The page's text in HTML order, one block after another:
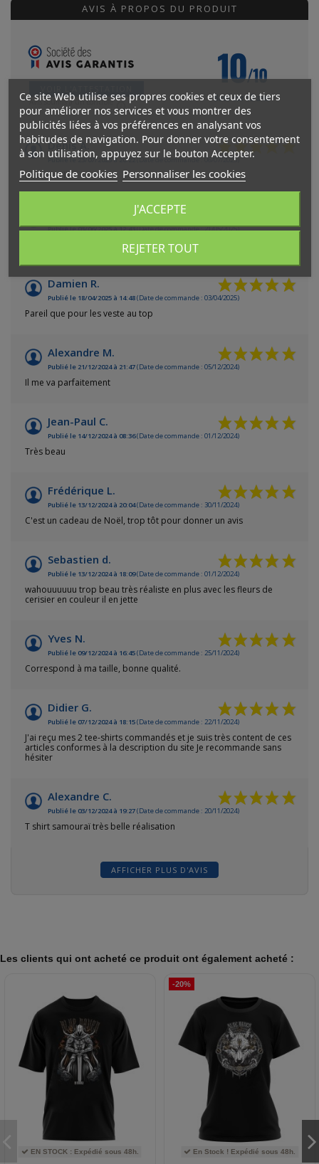
AVIS À PROPOS DU PRODUIT
Avis soumis à un contrôle
10/10
Basé sur 13 avis
Denis A.
Publié le 23/07/2025 à 20:22(Date de commande : 06/07/2025)
Bonne taille
Publié le 03/06/2025 à 12:43(Date de commande : 21/05/2025)
J'adore le motif et j'espère pouvoir acheter les deux nouveaux
Damien R.
Publié le 18/04/2025 à 14:48(Date de commande : 03/04/2025)
Pareil que pour les veste au top
Alexandre M.
Publié le 21/12/2024 à 21:47(Date de commande : 05/12/2024)
Il me va parfaitement
Jean-Paul C.
Publié le 14/12/2024 à 08:36(Date de commande : 01/12/2024)
Très beau
Frédérique L.
Publié le 13/12/2024 à 20:04(Date de commande : 30/11/2024)
C'est un cadeau de Noël, trop tôt pour donner un avis
Sebastien d.
Publié le 13/12/2024 à 18:09(Date de commande : 01/12/2024)
wahouuuuuu trop beau très réaliste en plus avec les fleurs de
cerisier en couleur il en jette
Yves N.
Publié le 09/12/2024 à 16:45(Date de commande : 25/11/2024)
Correspond à ma taille, bonne qualité.
Didier G.
Publié le 07/12/2024 à 18:15(Date de commande : 22/11/2024)
J'ai reçu mes 2 tee-shirts commandés et je suis très content de ces
articles conformes à la description du site Je recommande sans
hésiter
Alexandre C.
Publié le 03/12/2024 à 19:27(Date de commande : 20/11/2024)
T shirt samouraï très belle réalisation
AFFICHER PLUS D'AVIS
Les clients qui ont acheté ce produit ont également acheté :
EN STOCK : Expédié sous 48h.
-20%
En Stock ! Expédié sous 48h.
Ce site Web utilise ses propres cookies et ceux de tiers
pour améliorer nos services et vous montrer des
publicités liées à vos préférences en analysant vos
habitudes de navigation. Pour donner votre consentement
à son utilisation, appuyez sur le bouton Accepter.
Politique de cookies Personnaliser les cookies
REJETER TOUT
J'ACCEPTE